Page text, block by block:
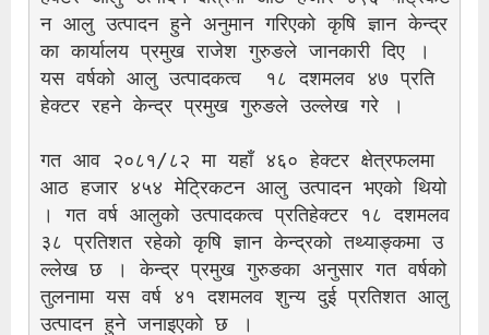
न आलु उत्पादन हुने अनुमान गरिएको कृषि ज्ञान केन्द्र
का कार्यालय प्रमुख राजेश गुरुङले जानकारी दिए ।
यस वर्षको आलु उत्पादकत्व  १८ दशमलव ४७ प्रति
हेक्टर रहने केन्द्र प्रमुख गुरुङले उल्लेख गरे ।
गत आव २०८१/८२ मा यहाँ ४६० हेक्टर क्षेत्रफलमा
आठ हजार ४५४ मेट्रिकटन आलु उत्पादन भएको थियो
। गत वर्ष आलुको उत्पादकत्व प्रतिहेक्टर १८ दशमलव
३८ प्रतिशत रहेको कृषि ज्ञान केन्द्रको तथ्याङ्कमा उ
ल्लेख छ । केन्द्र प्रमुख गुरुङका अनुसार गत वर्षको
तुलनामा यस वर्ष ४१ दशमलव शुन्य दुई प्रतिशत आलु
उत्पादन हुने जनाइएको छ ।